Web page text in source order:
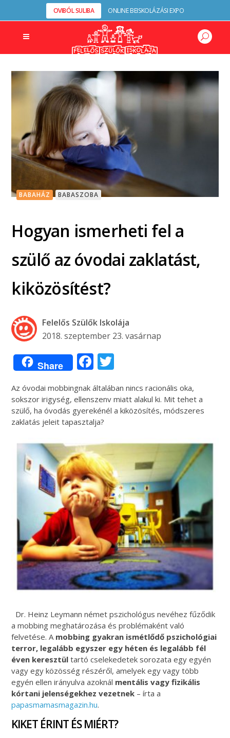
OVIBÓL SULIBA ONLINE BEISKOLÁZÁSI EXPO
BABAHÁZ BABASZOBA
Hogyan ismerheti fel a
szülő az óvodai zaklatást,
kiközösítést?
Felelős Szülők Iskolája
2018. szeptember 23. vasárnap
Share Facebook
Az óvodai mobbingnak általában nincs racionális oka,
sokszor irigység, ellenszenv miatt alakul ki. Mit tehet a
szülő, ha óvodás gyerekénél a kiközösítés, módszeres
zaklatás jeleit tapasztalja?
Dr. Heinz Leymann német pszichológus nevéhez fűződik
a mobbing meghatározása és problémaként való
felvetése. Amobbing gyakran ismétlődő pszichológiai
terror, legalább egyszer egy héten és legalább fél
éven keresztül tartó cselekedetek sorozata egy egyén
vagy egy közösség részéről, amelyek egy vagy több
egyén ellen irányulva azoknál mentális vagy fizikális
kórtani jelenségekhez vezetnek – írta a
papasmamasmagazin.hu.
KIKET ÉRINT ÉS MIÉRT?